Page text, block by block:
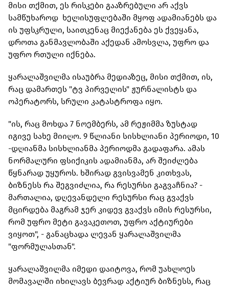
მისი თქმით, ეს რისკები გააზრებული არ აქვს
სამწუხაროდ ხელისუფლებაში მყოფ ადამიანებს და
ის უფსკრული, საითკენაც მიექანება ეს ქვეყანა,
დროთა განმავლობაში აქედან ამოსვლა, უფრო და
უფრო რთული იქნება.
ყარალაშვილმა ისაუბრა მედიაზეც, მისი თქმით, ის,
რაც დამართეს "ტვ პირველის" ჟურნალისტს და
ოპერატორს, სრული კატასტროფა იყო.
"ის, რაც მოხდა 7 ნოემბერს, ამ რეჟიმმა ზუსტად
იგივე სახე მიიღო. 9 წლიანი სისხლიანი პერიოდი, 10
-დღიანმა სისხლიანმა პერიოდმა გადაფარა. ამას
ნორმალური ფსიქიკის ადამიანმა, არ შეიძლება
წყნარად უყუროს. ხშირად გვისვამენ კითხვას,
ბიზნესს რა შეგვიძლია, რა რესურსი გაგვაჩნია? -
მართალია, დღევანდელი რესურსი რაც გვაქვს
მცირდება მაგრამ ჯერ კიდევ გვაქვს იმის რესურსი,
რომ უფრო მეტი გავაკეთოთ, უფრო აქტიურები
ვიყოთ", - განაცხადა ლევან ყარალაშვილმა
"ფორმულასთან".
ყარალაშვილმა იმედი დაიტოვა, რომ უახლოეს
მომავალში იხილავს ბევრად აქტიურ ბიზნესს, რაც